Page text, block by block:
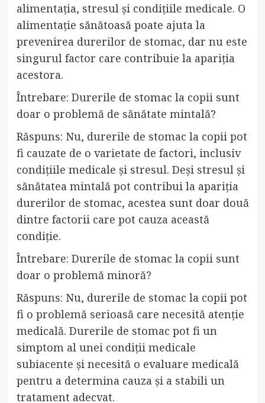
alimentația, stresul și condițiile medicale. O
alimentație sănătoasă poate ajuta la
prevenirea durerilor de stomac, dar nu este
singurul factor care contribuie la apariția
acestora.
Întrebare: Durerile de stomac la copii sunt
doar o problemă de sănătate mintală?
Răspuns: Nu, durerile de stomac la copii pot
fi cauzate de o varietate de factori, inclusiv
condițiile medicale și stresul. Deși stresul și
sănătatea mintală pot contribui la apariția
durerilor de stomac, acestea sunt doar două
dintre factorii care pot cauza această
condiție.
Întrebare: Durerile de stomac la copii sunt
doar o problemă minoră?
Răspuns: Nu, durerile de stomac la copii pot
fi o problemă serioasă care necesită atenție
medicală. Durerile de stomac pot fi un
simptom al unei condiții medicale
subiacente și necesită o evaluare medicală
pentru a determina cauza și a stabili un
tratament adecvat.